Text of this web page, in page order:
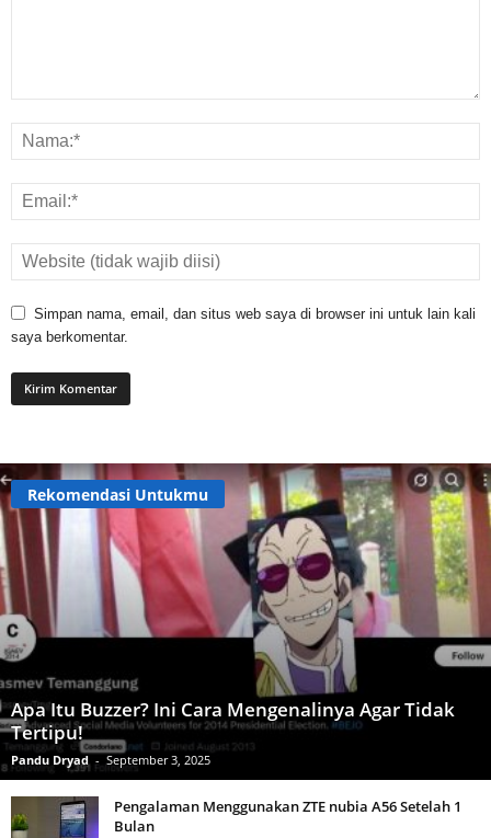
Simpan nama, email, dan situs web saya di browser ini untuk lain kali
saya berkomentar.
Rekomendasi Untukmu
Apa Itu Buzzer? Ini Cara Mengenalinya Agar Tidak
Tertipu!
Pandu Dryad - September 3, 2025
Pengalaman Menggunakan ZTE nubia A56 Setelah 1
Bulan